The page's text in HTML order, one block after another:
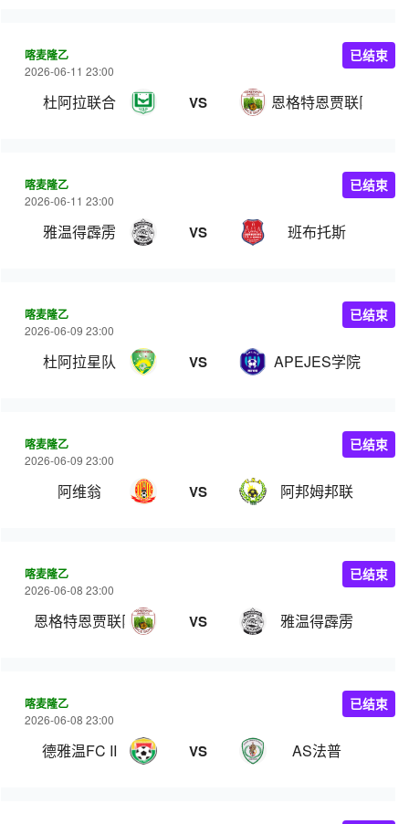
喀麦隆乙
2026-06-11 23:00
杜阿拉联合 VS 恩格特恩贾联队
已结束
喀麦隆乙
2026-06-11 23:00
雅温得霹雳 VS 班布托斯
已结束
喀麦隆乙
2026-06-09 23:00
杜阿拉星队 VS APEJES学院
已结束
喀麦隆乙
2026-06-09 23:00
阿维翁 VS 阿邦姆邦联
已结束
喀麦隆乙
2026-06-08 23:00
恩格特恩贾联队 VS 雅温得霹雳
已结束
喀麦隆乙
2026-06-08 23:00
德雅温FC II VS AS法普
已结束